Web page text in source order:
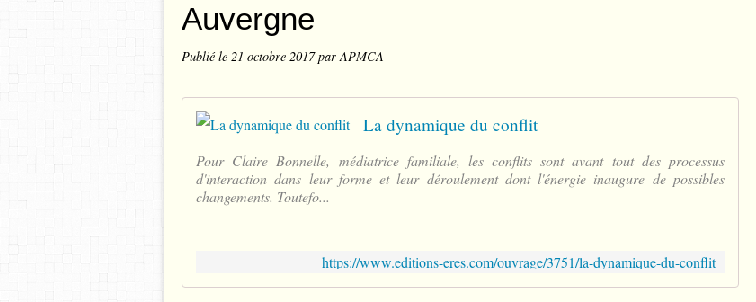
Auvergne
Publié le 21 octobre 2017par APMCA
La dynamique du conflit
Pour Claire Bonnelle, médiatrice familiale, les conflits sont avant tout des processus
d'interaction dans leur forme et leur déroulement dont l'énergie inaugure de possibles
changements. Toutefo...
https://www.editions-eres.com/ouvrage/3751/la-dynamique-du-conflit